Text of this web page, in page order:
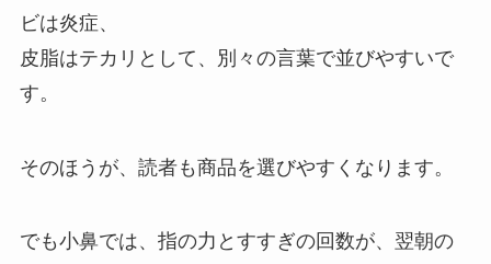
ビは炎症、
皮脂はテカリとして、別々の言葉で並びやすいで
す。
そのほうが、読者も商品を選びやすくなります。
でも小鼻では、指の力とすすぎの回数が、翌朝の